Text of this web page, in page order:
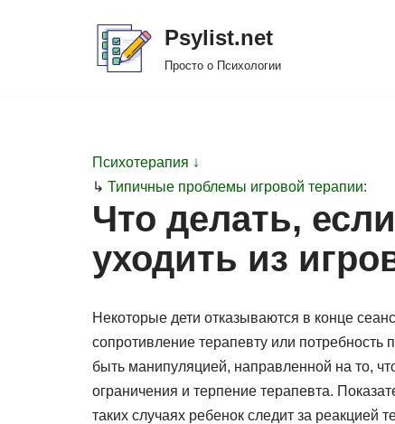
Psylist.net
Просто о Психологии
Психотерапия ↓
↳ Типичные проблемы игровой терапии:
Что делать,
уходить из
Некоторые дети отказываются в конце
сопротивление терапевту или
быть манипуляцией, направленной на то,
ограничения и терпение терапевта.
таких случаях ребенок следит за